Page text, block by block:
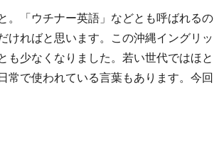
。「ウチナー英語」などとも呼ばれるの
ければと思います。この沖縄イングリッ
も少なくなりました。若い世代ではほと
常で使われている言葉もあります。今回